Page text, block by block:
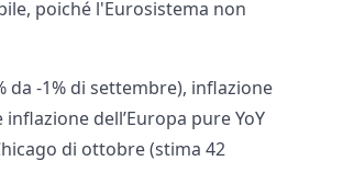
poiché l'Eurosistema non
da -1% di settembre), inflazione
dell’Europa pure YoY
di ottobre (stima 42